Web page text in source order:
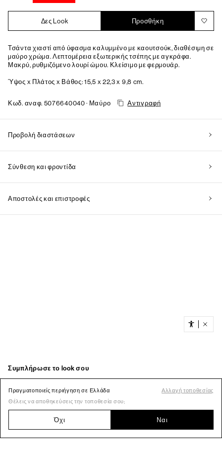
Πραγματοποιείς περιήγηση σε Ελλάδα
Αλλαγή τοποθεσίας
Θέλεις να αποθηκεύσεις την τοποθεσία σου;
Όχι Ναι